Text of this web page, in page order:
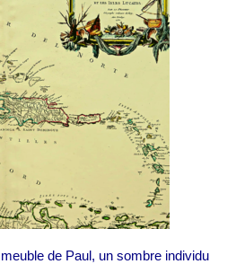
de Paul, un sombre individu